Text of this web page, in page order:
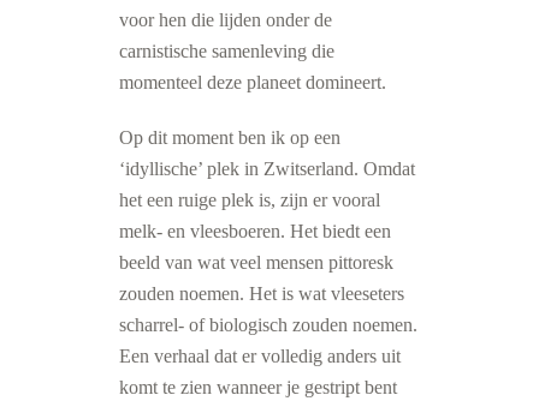
voor hen die lijden onder de
carnistische samenleving die
momenteel deze planeet domineert.
Op dit moment ben ik op een
‘idyllische’ plek in Zwitserland. Omdat
het een ruige plek is, zijn er vooral
melk- en vleesboeren. Het biedt een
beeld van wat veel mensen pittoresk
zouden noemen. Het is wat vleeseters
scharrel- of biologisch zouden noemen.
Een verhaal dat er volledig anders uit
komt te zien wanneer je gestript bent